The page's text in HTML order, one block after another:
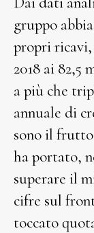
gruppo
propri ricavi,
2018 ai 82,5
a più che
annuale di
sono il
ha portato,
superare il
cifre sul
toccato